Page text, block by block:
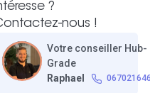
?
nous !
Votre conseiller Hub-
Grade
Raphael